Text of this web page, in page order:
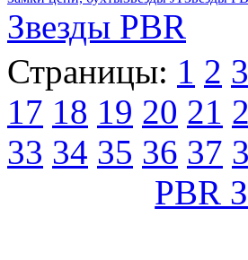
Звезды PBR
Страницы: 1 2 3
17 18 19 20 21
33 34 35 36 37
PBR